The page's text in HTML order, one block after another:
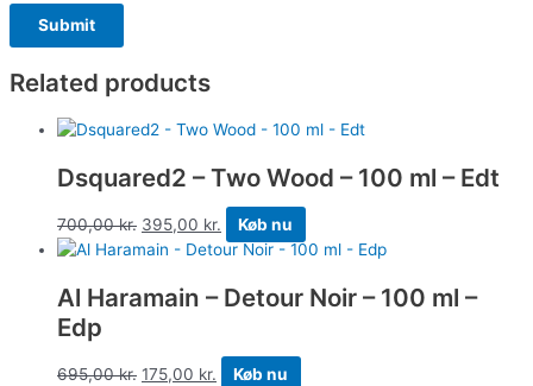
Related products
Dsquared2 – Two Wood – 100 ml – Edt
700,00kr. 395,00 kr. Køb nu
Al Haramain – Detour Noir – 100 ml –
Edp
695,00kr. 175,00 kr. Køb nu